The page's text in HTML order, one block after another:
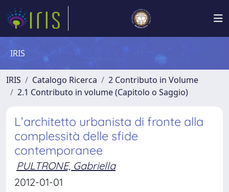
IRIS
IRIS Catalogo Ricerca
2 Contributo in Volume
2.1 Contributo in volume (Capitolo o Saggio)
L’architetto urbanista di fronte alla
complessità delle sfide
contemporanee
PULTRONE, Gabriella
2012-01-01